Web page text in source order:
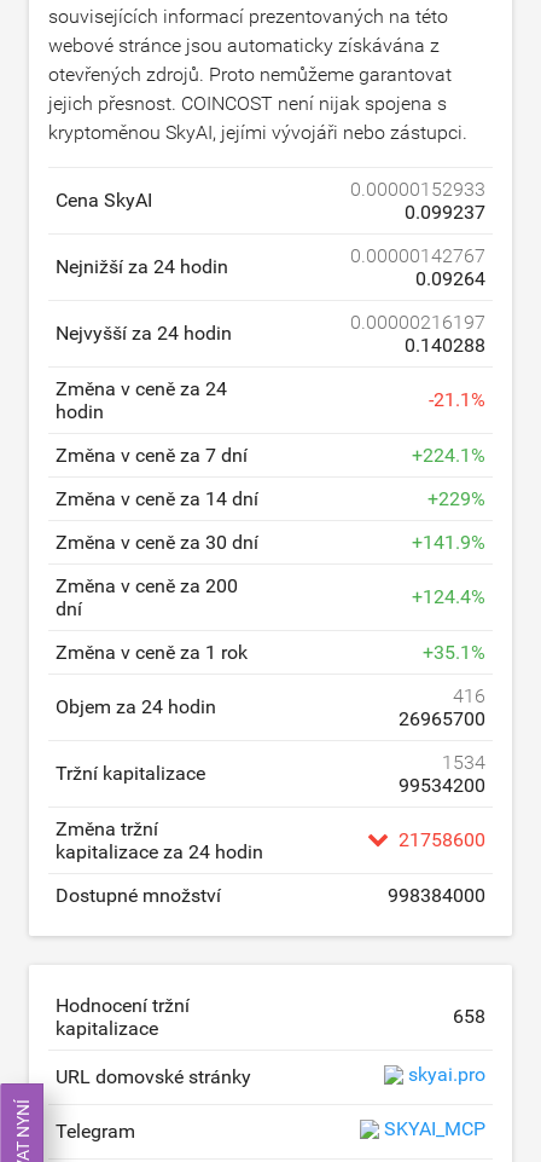
souvisejících informací prezentovaných na této
webové stránce jsou automaticky získávána z
otevřených zdrojů. Proto nemůžeme garantovat
jejich přesnost. COINCOST není nijak spojena s
kryptoměnou SkyAI, jejími vývojáři nebo zástupci.
Cena SkyAI
0.00000152933
0.099237
Nejnižší za 24 hodin
0.00000142767
0.09264
Nejvyšší za 24 hodin
0.00000216197
0.140288
Změna v ceně za 24
hodin
-21.1%
Změna v ceně za 7 dní +224.1%
Změna v ceně za 14 dní
+229%
Změna v ceně za 30 dní
+141.9%
Změna v ceně za 200
dní
+124.4%
Změna v ceně za 1 rok +35.1%
Objem za 24 hodin
416
26965700
Tržní kapitalizace
1534
99534200
Změna tržní
kapitalizace za 24 hodin
21758600
Dostupné množství 998384000
Hodnocení tržní
kapitalizace
658
URL domovské stránky skyai.pro
Telegram SKYAI_MCP